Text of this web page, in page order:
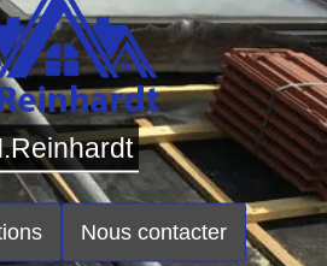
Nous contacter